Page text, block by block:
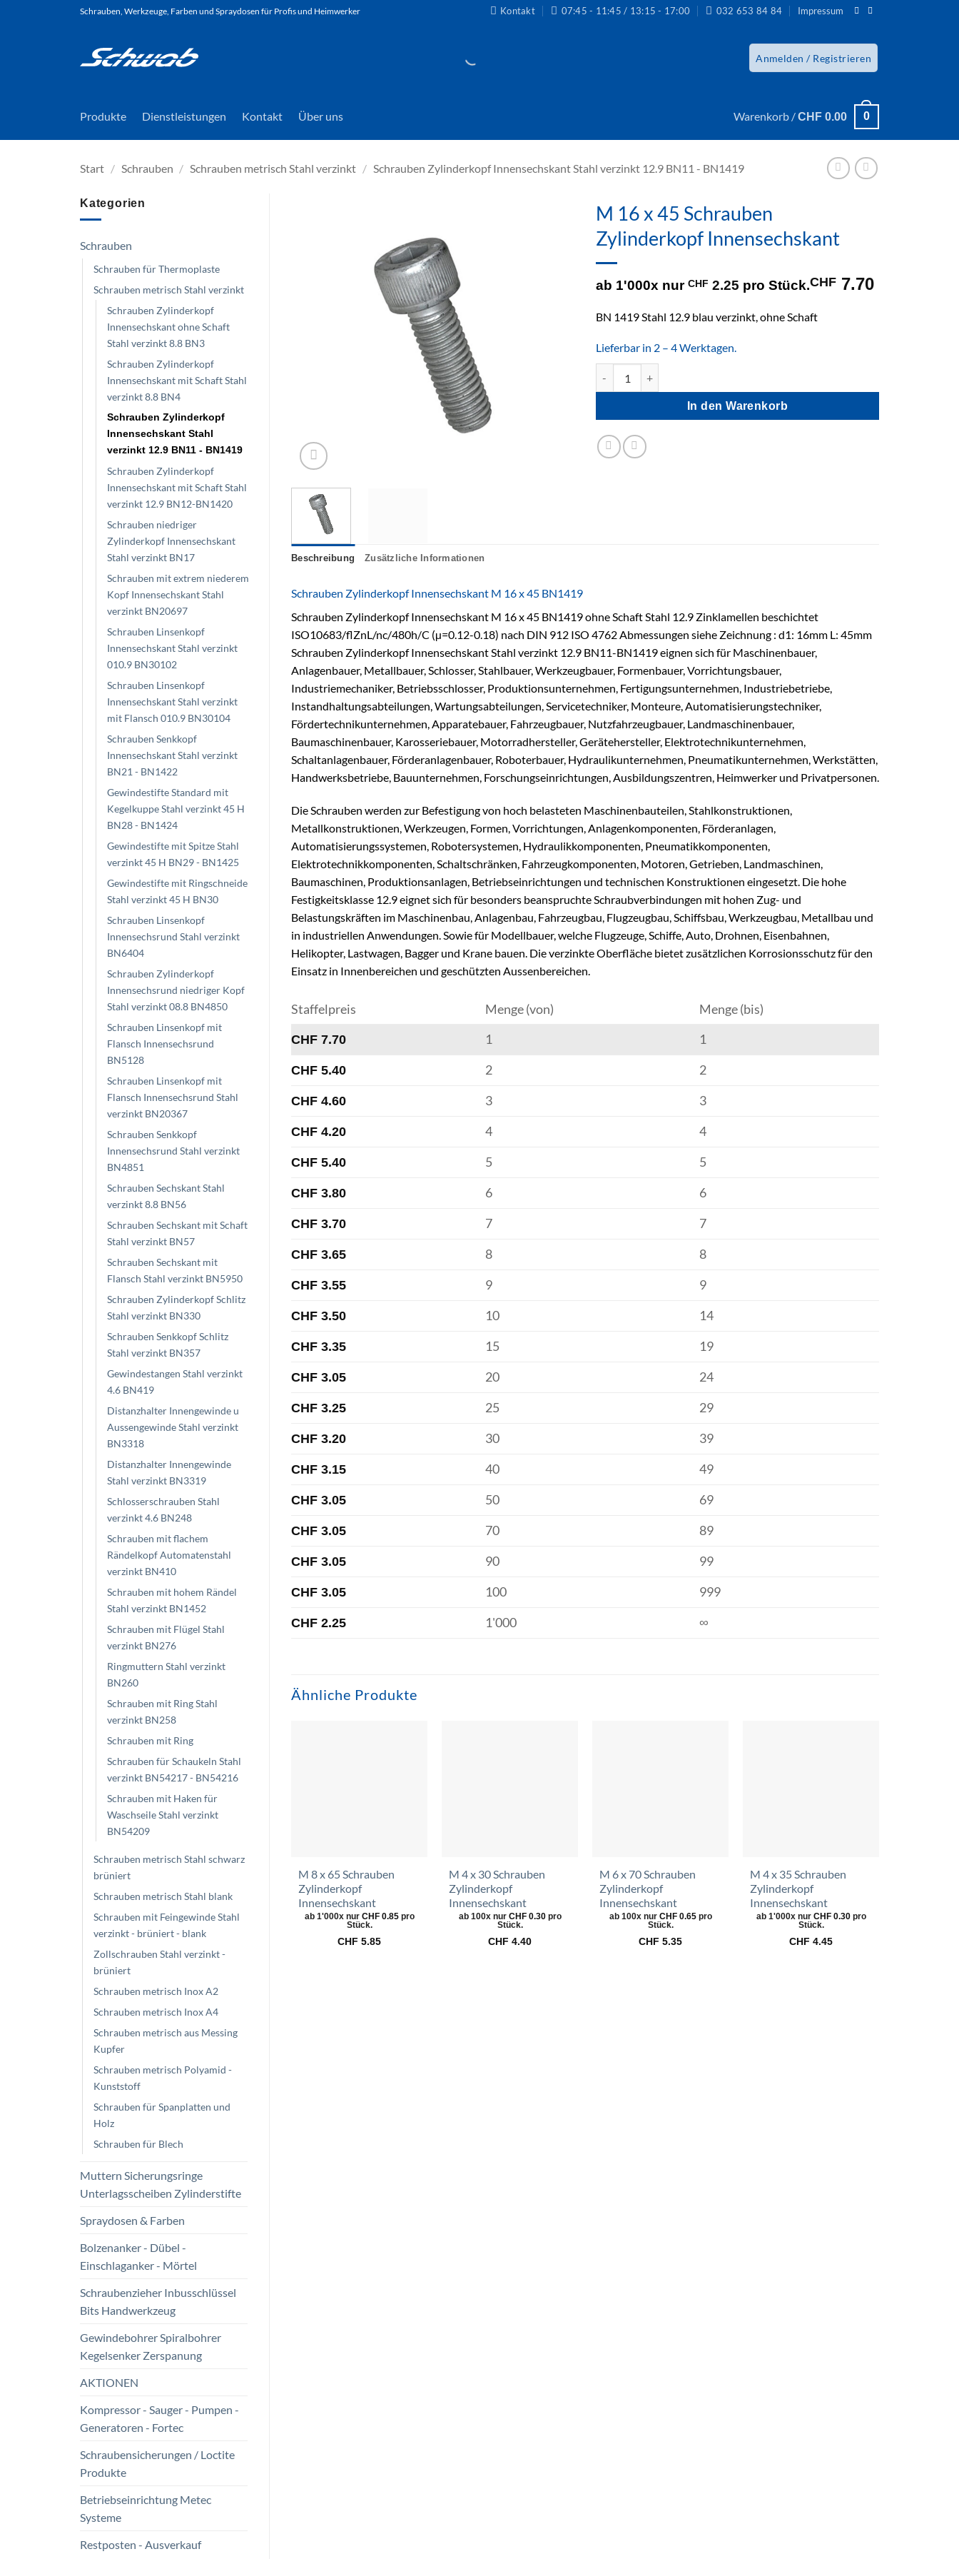
Schrauben, Werkzeuge, Farben und Spraydosen für Profis und Heimwerker Kontakt 07:45 - 11:45 / 13:15 - 17:00 032 653 84 84 Impressum
Anmelden / Registrieren
Produkte Dienstleistungen Kontakt Über uns Warenkorb /CHF0.00 0
Start / Schrauben / Schrauben metrisch Stahl verzinkt / Schrauben Zylinderkopf Innensechskant Stahl verzinkt 12.9 BN11 - BN1419
Kategorien
Schrauben
Schrauben für Thermoplaste
Schrauben metrisch Stahl verzinkt
Schrauben Zylinderkopf
Innensechskant ohne Schaft
Stahl verzinkt 8.8 BN3
Schrauben Zylinderkopf
Innensechskant mit Schaft Stahl
verzinkt 8.8 BN4
Schrauben Zylinderkopf
Innensechskant Stahl
verzinkt 12.9 BN11 - BN1419
Schrauben Zylinderkopf
Innensechskant mit Schaft Stahl
verzinkt 12.9 BN12-BN1420
Schrauben niedriger
Zylinderkopf Innensechskant
Stahl verzinkt BN17
Schrauben mit extrem niederem
Kopf Innensechskant Stahl
verzinkt BN20697
Schrauben Linsenkopf
Innensechskant Stahl verzinkt
010.9 BN30102
Schrauben Linsenkopf
Innensechskant Stahl verzinkt
mit Flansch 010.9 BN30104
Schrauben Senkkopf
Innensechskant Stahl verzinkt
BN21 - BN1422
Gewindestifte Standard mit
Kegelkuppe Stahl verzinkt 45 H
BN28 - BN1424
Gewindestifte mit Spitze Stahl
verzinkt 45 H BN29 - BN1425
Gewindestifte mit Ringschneide
Stahl verzinkt 45 H BN30
Schrauben Linsenkopf
Innensechsrund Stahl verzinkt
BN6404
Schrauben Zylinderkopf
Innensechsrund niedriger Kopf
Stahl verzinkt 08.8 BN4850
Schrauben Linsenkopf mit
Flansch Innensechsrund
BN5128
Schrauben Linsenkopf mit
Flansch Innensechsrund Stahl
verzinkt BN20367
Schrauben Senkkopf
Innensechsrund Stahl verzinkt
BN4851
Schrauben Sechskant Stahl
verzinkt 8.8 BN56
Schrauben Sechskant mit Schaft
Stahl verzinkt BN57
Schrauben Sechskant mit
Flansch Stahl verzinkt BN5950
Schrauben Zylinderkopf Schlitz
Stahl verzinkt BN330
Schrauben Senkkopf Schlitz
Stahl verzinkt BN357
Gewindestangen Stahl verzinkt
4.6 BN419
Distanzhalter Innengewinde u
Aussengewinde Stahl verzinkt
BN3318
Distanzhalter Innengewinde
Stahl verzinkt BN3319
Schlosserschrauben Stahl
verzinkt 4.6 BN248
Schrauben mit flachem
Rändelkopf Automatenstahl
verzinkt BN410
Schrauben mit hohem Rändel
Stahl verzinkt BN1452
Schrauben mit Flügel Stahl
verzinkt BN276
Ringmuttern Stahl verzinkt
BN260
Schrauben mit Ring Stahl
verzinkt BN258
Schrauben mit Ring
Schrauben für Schaukeln Stahl
verzinkt BN54217 - BN54216
Schrauben mit Haken für
Waschseile Stahl verzinkt
BN54209
Schrauben metrisch Stahl schwarz
brüniert
Schrauben metrisch Stahl blank
Schrauben mit Feingewinde Stahl
verzinkt - brüniert - blank
Zollschrauben Stahl verzinkt -
brüniert
Schrauben metrisch Inox A2
Schrauben metrisch Inox A4
Schrauben metrisch aus Messing
Kupfer
Schrauben metrisch Polyamid -
Kunststoff
Schrauben für Spanplatten und
Holz
Schrauben für Blech
Muttern Sicherungsringe
Unterlagsscheiben Zylinderstifte
Spraydosen & Farben
Bolzenanker - Dübel -
Einschlaganker - Mörtel
Schraubenzieher Inbusschlüssel
Bits Handwerkzeug
Gewindebohrer Spiralbohrer
Kegelsenker Zerspanung
AKTIONEN
Kompressor - Sauger - Pumpen -
Generatoren - Fortec
Schraubensicherungen / Loctite
Produkte
Betriebseinrichtung Metec
Systeme
Restposten - Ausverkauf
M 16 x 45 Schrauben
Zylinderkopf Innensechskant
ab 1'000x nur CHF 2.25 pro Stück.CHF 7.70
BN 1419 Stahl 12.9 blau verzinkt, ohne Schaft
Lieferbar in 2 – 4 Werktagen.
M 16 x 45 Schrauben Zylinderkopf Innensechskant Menge
In den Warenkorb
Beschreibung Zusätzliche Informationen
Schrauben Zylinderkopf Innensechskant M 16 x 45 BN1419
Schrauben Zylinderkopf Innensechskant M 16 x 45 BN1419 ohne Schaft Stahl 12.9 Zinklamellen beschichtet
ISO10683/flZnL/nc/480h/C (µ=0.12-0.18) nach DIN 912 ISO 4762 Abmessungen siehe Zeichnung : d1: 16mm L: 45mm
Schrauben Zylinderkopf Innensechskant Stahl verzinkt 12.9 BN11-BN1419 eignen sich für Maschinenbauer,
Anlagenbauer, Metallbauer, Schlosser, Stahlbauer, Werkzeugbauer, Formenbauer, Vorrichtungsbauer,
Industriemechaniker, Betriebsschlosser, Produktionsunternehmen, Fertigungsunternehmen, Industriebetriebe,
Instandhaltungsabteilungen, Wartungsabteilungen, Servicetechniker, Monteure, Automatisierungstechniker,
Fördertechnikunternehmen, Apparatebauer, Fahrzeugbauer, Nutzfahrzeugbauer, Landmaschinenbauer,
Baumaschinenbauer, Karosseriebauer, Motorradhersteller, Gerätehersteller, Elektrotechnikunternehmen,
Schaltanlagenbauer, Förderanlagenbauer, Roboterbauer, Hydraulikunternehmen, Pneumatikunternehmen, Werkstätten,
Handwerksbetriebe, Bauunternehmen, Forschungseinrichtungen, Ausbildungszentren, Heimwerker und Privatpersonen.
Die Schrauben werden zur Befestigung von hoch belasteten Maschinenbauteilen, Stahlkonstruktionen,
Metallkonstruktionen, Werkzeugen, Formen, Vorrichtungen, Anlagenkomponenten, Förderanlagen,
Automatisierungssystemen, Robotersystemen, Hydraulikkomponenten, Pneumatikkomponenten,
Elektrotechnikkomponenten, Schaltschränken, Fahrzeugkomponenten, Motoren, Getrieben, Landmaschinen,
Baumaschinen, Produktionsanlagen, Betriebseinrichtungen und technischen Konstruktionen eingesetzt. Die hohe
Festigkeitsklasse 12.9 eignet sich für besonders beanspruchte Schraubverbindungen mit hohen Zug- und
Belastungskräften im Maschinenbau, Anlagenbau, Fahrzeugbau, Flugzeugbau, Schiffsbau, Werkzeugbau, Metallbau und
in industriellen Anwendungen. Sowie für Modellbauer, welche Flugzeuge, Schiffe, Auto, Drohnen, Eisenbahnen,
Helikopter, Lastwagen, Bagger und Krane bauen. Die verzinkte Oberfläche bietet zusätzlichen Korrosionsschutz für den
Einsatz in Innenbereichen und geschützten Aussenbereichen.
Staffelpreis Menge (von) Menge (bis)
CHF 7.70 1 1
CHF 5.40 2 2
CHF 4.60 3 3
CHF 4.20 4 4
CHF 5.40 5 5
CHF 3.80 6 6
CHF 3.70 7 7
CHF 3.65 8 8
CHF 3.55 9 9
CHF 3.50 10 14
CHF 3.35 15 19
CHF 3.05 20 24
CHF 3.25 25 29
CHF 3.20 30 39
CHF 3.15 40 49
CHF 3.05 50 69
CHF 3.05 70 89
CHF 3.05 90 99
CHF 3.05 100 999
CHF 2.25 1'000 ∞
Ähnliche Produkte
M 8 x 65 Schrauben
Zylinderkopf
Innensechskant
ab 1'000x nur CHF0.85pro
Stück.
CHF 5.85
M 4 x 30 Schrauben
Zylinderkopf
Innensechskant
ab 100x nur CHF0.30pro
Stück.
CHF 4.40
M 6 x 70 Schrauben
Zylinderkopf
Innensechskant
ab 100x nur CHF0.65pro
Stück.
CHF 5.35
M 4 x 35 Schrauben
Zylinderkopf
Innensechskant
ab 1'000x nur CHF0.30pro
Stück.
CHF 4.45